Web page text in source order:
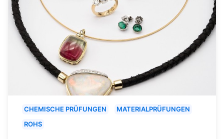
CHEMISCHE PRÜFUNGEN
MATERIALPRÜFUNGEN
ROHS